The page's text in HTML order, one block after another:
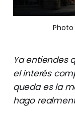
Ya entiendes
el interés
queda es la
hago